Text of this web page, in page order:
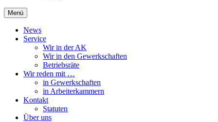
Menü
News
Service
Wir in der AK
Wir in den Gewerkschaften
Betriebsräte
Wir reden mit …
in Gewerkschaften
in Arbeiterkammern
Kontakt
Statuten
Über uns